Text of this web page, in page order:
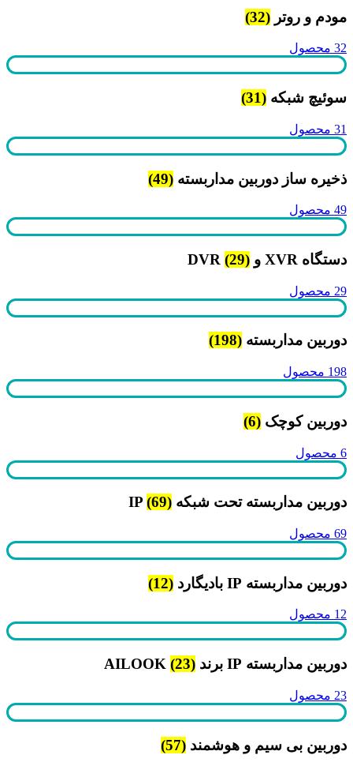
مودم و روتر (32)
32 محصول
سوئیچ شبکه (31)
31 محصول
ذخیره ساز دوربین مداربسته (49)
49 محصول
دستگاه XVR و DVR (29)
29 محصول
دوربین مداربسته (198)
198 محصول
دوربین کوچک (6)
6 محصول
دوربین مداربسته تحت شبکه IP (69)
69 محصول
دوربین مداربسته IP بادیگارد (12)
12 محصول
دوربین مداربسته IP برند AILOOK (23)
23 محصول
دوربین بی سیم و هوشمند (57)